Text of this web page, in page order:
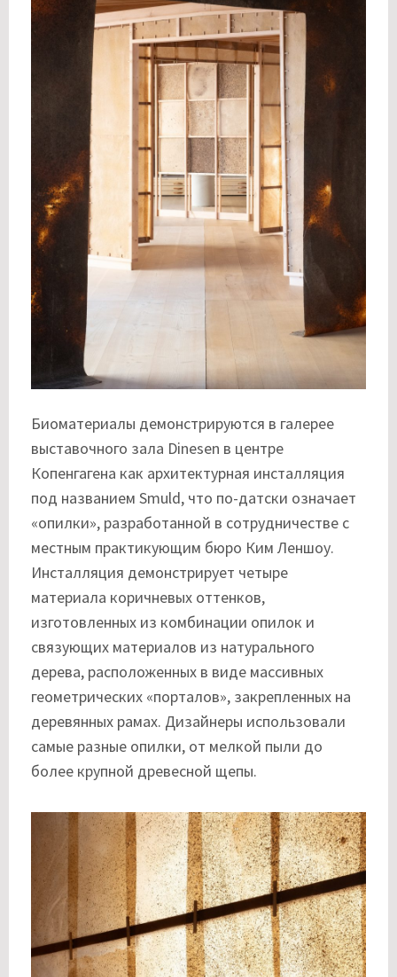
Биоматериалы демонстрируются в галерее
выставочного зала Dinesen в центре
Копенгагена как архитектурная инсталляция
под названием Smuld, что по-датски означает
«опилки», разработанной в сотрудничестве с
местным практикующим бюро Ким Леншоу.
Инсталляция демонстрирует четыре
материала коричневых оттенков,
изготовленных из комбинации опилок и
связующих материалов из натурального
дерева, расположенных в виде массивных
геометрических «порталов», закрепленных на
деревянных рамах. Дизайнеры использовали
самые разные опилки, от мелкой пыли до
более крупной древесной щепы.